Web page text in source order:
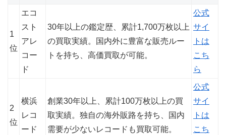
1
位
エコ
スト
アレ
コー
ド
30年以上の鑑定歴、累計1,700万枚以上
の買取実績。国内外に豊富な販売ルー
トを持ち、高価買取が可能。
公式
サイ
トは
こち
ら
2
位
横浜
レコ
ード
創業30年以上、累計100万枚以上の買
取実績。独自の海外販路を持ち、国内
需要が少ないレコードも買取可能。
公式
サイ
トは
こち